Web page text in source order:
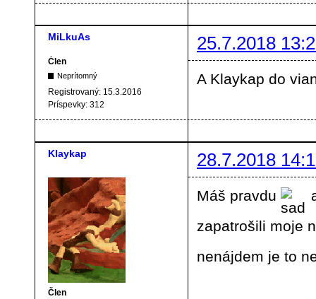
MiLkuAs 25.7.2018
Člen
Neprítomný
Registrovaný: 15.3.2016
Príspevky: 312
A Klaykap do
Klaykap 28.7.2018
Člen
Máš pravdu
zapatrošili moje
nenájdem je to